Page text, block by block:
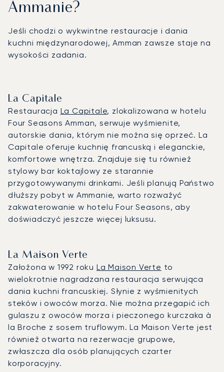
Ammanie?
Jeśli chodzi o wykwintne restauracje i dania
kuchni międzynarodowej, Amman zawsze staje na
wysokości zadania.
La Capitale
Restauracja La Capitale, zlokalizowana w hotelu
Four Seasons Amman, serwuje wyśmienite,
autorskie dania, którym nie można się oprzeć. La
Capitale oferuje kuchnię francuską i eleganckie,
komfortowe wnętrza. Znajduje się tu również
stylowy bar koktajlowy ze starannie
przygotowywanymi drinkami. Jeśli planują Państwo
dłuższy pobyt w Ammanie, warto rozważyć
zakwaterowanie w hotelu Four Seasons, aby
doświadczyć jeszcze więcej luksusu.
La Maison Verte
Założona w 1992 roku La Maison Verte to
wielokrotnie nagradzana restauracja serwująca
dania kuchni francuskiej. Słynie z wyśmienitych
steków i owoców morza. Nie można przegapić ich
gulaszu z owoców morza i pieczonego kurczaka à
la Broche z sosem truflowym. La Maison Verte jest
również otwarta na rezerwacje grupowe,
zwłaszcza dla osób planujących czarter
korporacyjny.